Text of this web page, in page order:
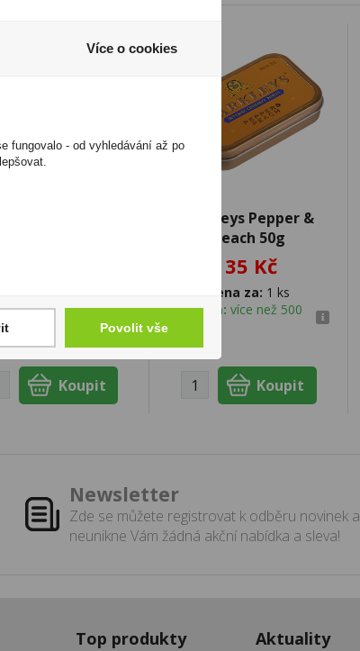
5 - 50 ks
Barkleys Pepper &
Peach 50g
35 Kč
Cena za: 1 ks
Skladem:více než 500
ks
Newsletter
Zde se můžete registrovat k odběru novinek a
neunikne Vám žádná akční nabídka a sleva!
Top produkty Aktuality
Více o cookies
fungovalo - od vyhledávání až po
Povolit vše